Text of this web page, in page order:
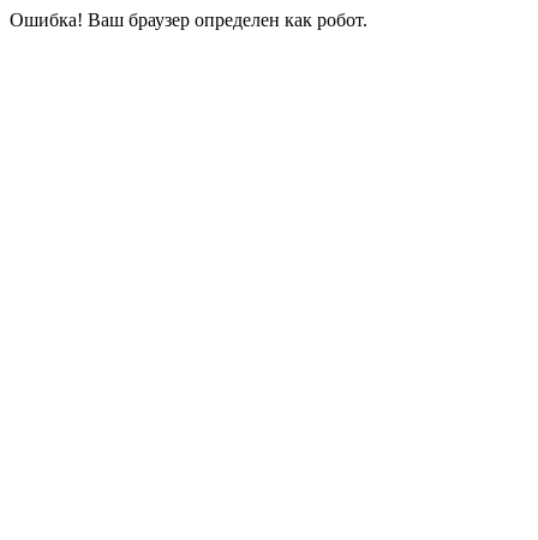
Ошибка! Ваш браузер определен как робот.